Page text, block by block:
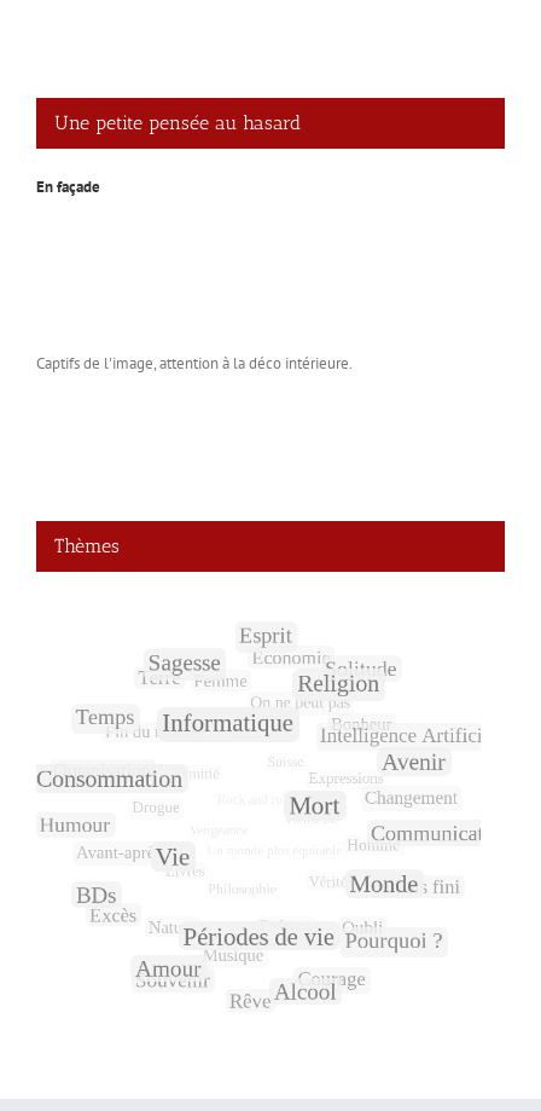
Une petite pensée au hasard
En façade
Captifs de l'image, attention à la déco intérieure.
Thèmes